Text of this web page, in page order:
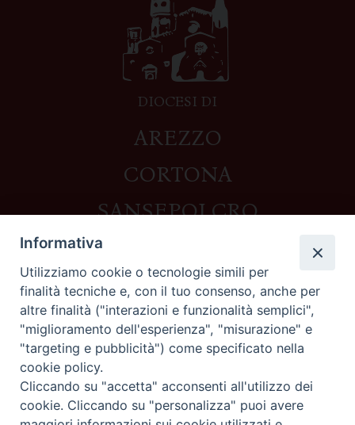
DIOCESI DI
AREZZO
CORTONA
SANSEPOLCRO
Contatti
Piazza del Duomo,1 - 52100 Arezzo
segreteria@diocesi.arezzo.it
Informativa privacy
Informativa
Utilizziamo cookie o tecnologie simili per
finalità tecniche e, con il tuo consenso, anche per
altre finalità ("interazioni e funzionalità semplici",
"miglioramento dell'esperienza", "misurazione" e
"targeting e pubblicità") come specificato nella
cookie policy.
Cliccando su "accetta" acconsenti all'utilizzo dei
cookie. Cliccando su "personalizza" puoi avere